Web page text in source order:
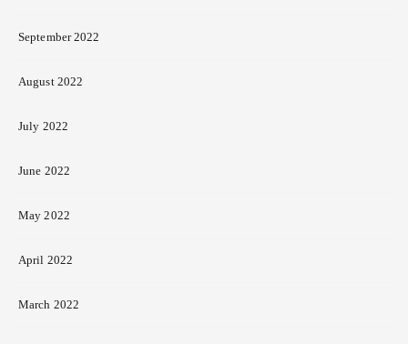
September 2022
August 2022
July 2022
June 2022
May 2022
April 2022
March 2022